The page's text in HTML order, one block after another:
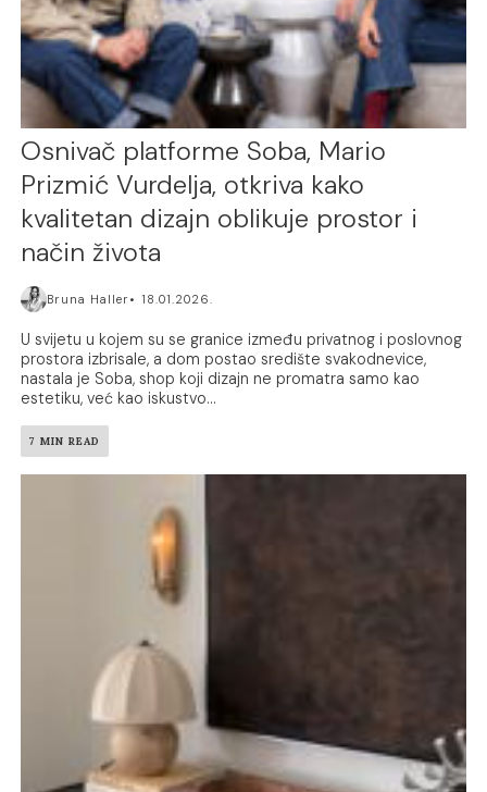
Osnivač platforme Soba, Mario
Prizmić Vurdelja, otkriva kako
kvalitetan dizajn oblikuje prostor i
način života
Bruna Haller 18.01.2026.
U svijetu u kojem su se granice između privatnog i poslovnog
prostora izbrisale, a dom postao središte svakodnevice,
nastala je Soba, shop koji dizajn ne promatra samo kao
estetiku, već kao iskustvo...
7 MIN READ